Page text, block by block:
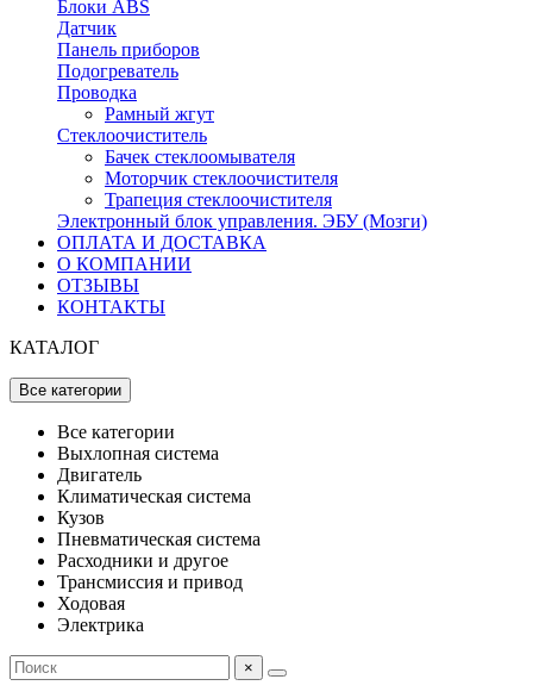
Блоки ABS
Датчик
Панель приборов
Подогреватель
Проводка
Рамный жгут
Стеклоочиститель
Бачек стеклоомывателя
Моторчик стеклоочистителя
Трапеция стеклоочистителя
Электронный блок управления. ЭБУ (Мозги)
ОПЛАТА И ДОСТАВКА
О КОМПАНИИ
ОТЗЫВЫ
КОНТАКТЫ
КАТАЛОГ
Все категории
Все категории
Выхлопная система
Двигатель
Климатическая система
Кузов
Пневматическая система
Расходники и другое
Трансмиссия и привод
Ходовая
Электрика
×